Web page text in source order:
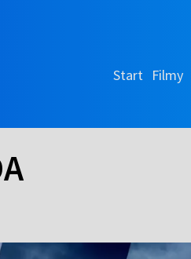
Start Filmy